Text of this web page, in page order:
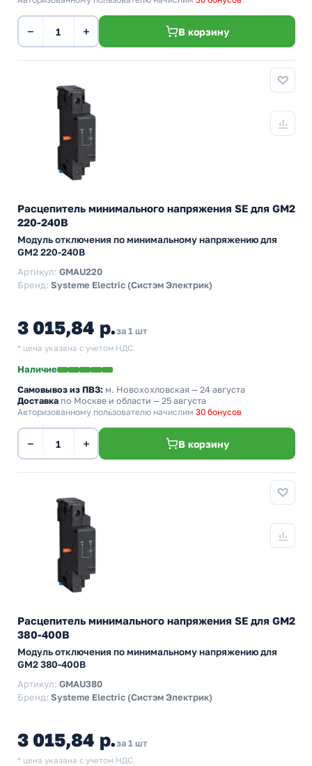
− + В корзину
Расцепитель минимального напряжения SE для GM2
220-240В
Модуль отключения по минимальному напряжению для
GM2 220-240В
Артикул: GMAU220
Бренд: Systeme Electric (Систэм Электрик)
3 015,84 р.за 1 шт
* цена указана с учетом НДС.
Наличие
Самовывоз из ПВЗ: м. Новохохловская — 24 августа
Доставка по Москве и области — 25 августа
Авторизованному пользователю начислим 30 бонусов
− + В корзину
Расцепитель минимального напряжения SE для GM2
380-400В
Модуль отключения по минимальному напряжению для
GM2 380-400В
Артикул: GMAU380
Бренд: Systeme Electric (Систэм Электрик)
3 015,84 р.за 1 шт
* цена указана с учетом НДС.